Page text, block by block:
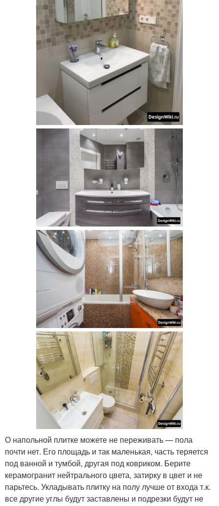
О напольной плитке можете не переживать — пола
почти нет. Его площадь и так маленькая, часть теряется
под ванной и тумбой, другая под ковриком. Берите
керамогранит нейтрального цвета, затирку в цвет и не
парьтесь. Укладывать плитку на полу лучше от входа т.к.
все другие углы будут заставлены и подрезки будут не